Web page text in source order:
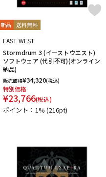
その他楽器
エフェクター
レコーディング機器
楽器アクセサリ
新品 送料無料
EAST WEST
Stormdrum 3 (イーストウエスト)
ソフトウェア (代引不可)(オンライン
納品)
販売価格¥34,320(税込)
特別価格
¥23,766(税込)
ポイント：1%(216pt)